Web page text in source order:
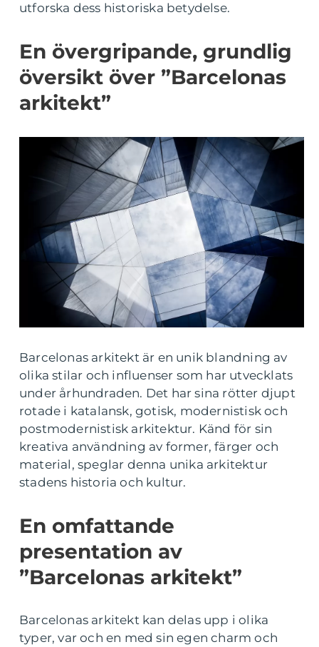
utforska dess historiska betydelse.
En övergripande, grundlig
översikt över ”Barcelonas
arkitekt”
Barcelonas arkitekt är en unik blandning av
olika stilar och influenser som har utvecklats
under århundraden. Det har sina rötter djupt
rotade i katalansk, gotisk, modernistisk och
postmodernistisk arkitektur. Känd för sin
kreativa användning av former, färger och
material, speglar denna unika arkitektur
stadens historia och kultur.
En omfattande
presentation av
”Barcelonas arkitekt”
Barcelonas arkitekt kan delas upp i olika
typer, var och en med sin egen charm och